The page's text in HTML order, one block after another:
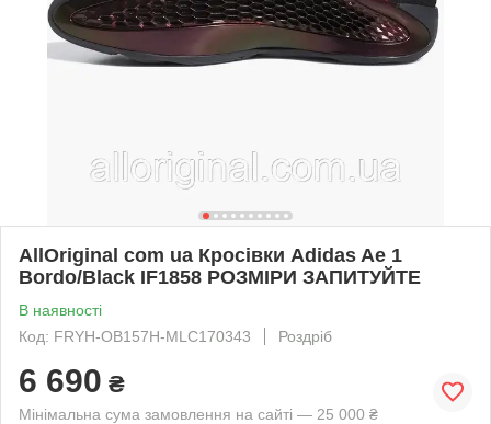
AllOriginal com ua Кросівки Adidas Ae 1
Bordo/Black IF1858 РОЗМІРИ ЗАПИТУЙТЕ
В наявності
Код: FRYH-OB157H-MLC170343
Роздріб
6 690 ₴
Мінімальна сума замовлення на сайті — 25 000 ₴